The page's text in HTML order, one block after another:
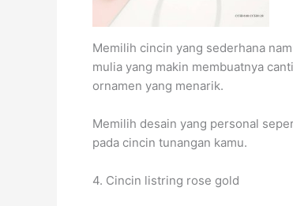
Memilih cincin yang sederhana
mulia yang makin membuatnya
ornamen yang menarik.
Memilih desain yang personal
pada cincin tunangan kamu.
4. Cincin listring rose gold